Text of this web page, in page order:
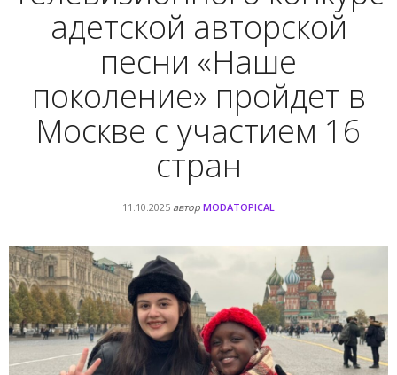
адетской авторской
песни «Наше
поколение» пройдет в
Москве с участием 16
стран
11.10.2025 автор MODATOPICAL